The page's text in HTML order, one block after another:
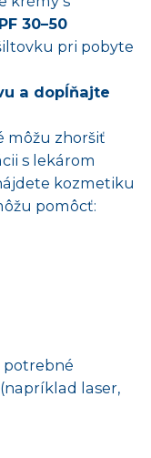
30–50
pri pobyte
a dopĺňajte
môžu zhoršiť
s lekárom
kozmetiku
pomôcť:
potrebné
laser,